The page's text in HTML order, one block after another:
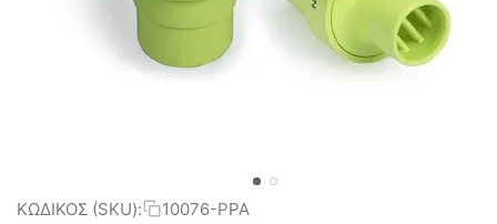
ΚΩΔΙΚΟΣ (SKU): 10076-PPA